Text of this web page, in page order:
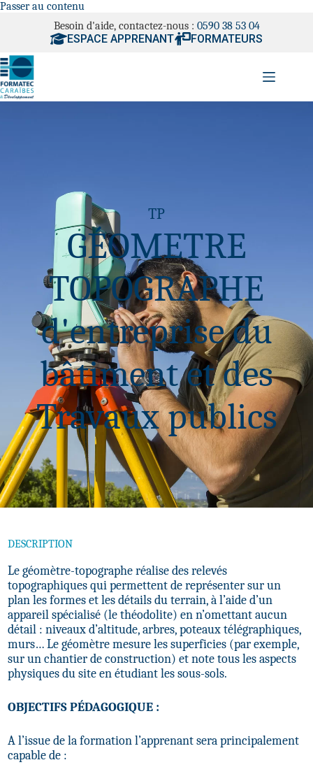
Passer au contenu
Besoin d'aide, contactez-nous : 0590 38 53 04
ESPACE APPRENANT FORMATEURS
TP
GÉOMETRE
TOPOGRAPHE
d'entreprise du
bâtiment et des
Travaux publics
DESCRIPTION
Le géomètre-topographe réalise des relevés
topographiques qui permettent de représenter sur un
plan les formes et les détails du terrain, à l’aide d’un
appareil spécialisé (le théodolite) en n’omettant aucun
détail : niveaux d’altitude, arbres, poteaux télégraphiques,
murs… Le géomètre mesure les superficies (par exemple,
sur un chantier de construction) et note tous les aspects
physiques du site en étudiant les sous-sols.
OBJECTIFS PÉDAGOGIQUE :
A l’issue de la formation l’apprenant sera principalement
capable de :